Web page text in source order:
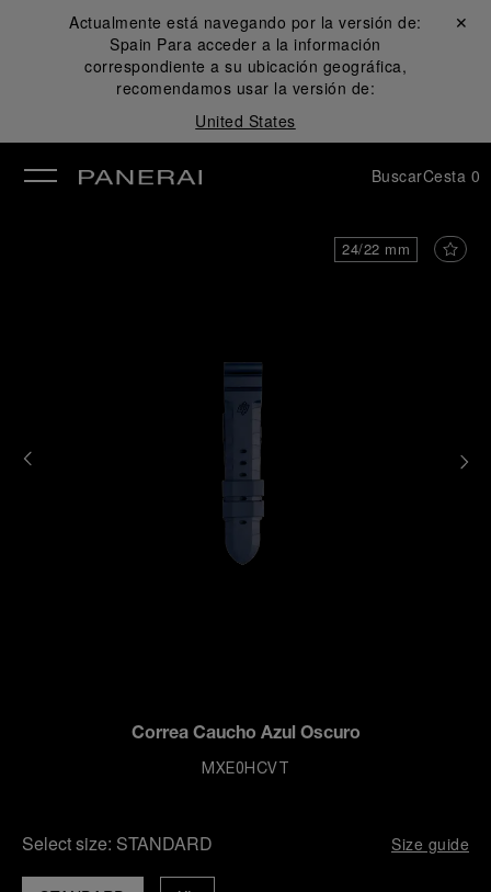
Actualmente está navegando por la versión de:
Spain Para acceder a la información
correspondiente a su ubicación geográfica,
recomendamos usar la versión de:
United States
Cerrar ✕
BuscarCesta 0
24/22 mm
Correa Caucho Azul Oscuro
MXE0HCVT
Select size: STANDARD Size guide